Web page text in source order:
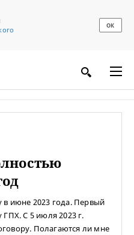
ОК
в июне 2023 года. Первый
ГПХ. С 5 июля 2023 г.
Полагаются ли мне